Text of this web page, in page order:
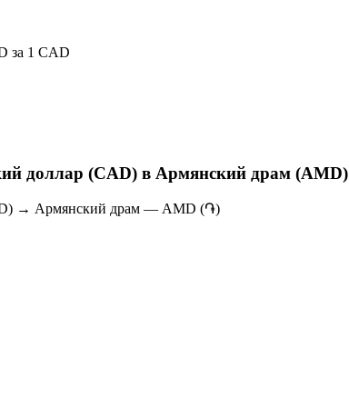
за 1 CAD
доллар (CAD) в Армянский драм (AMD)
→ Армянский драм — AMD (֏)